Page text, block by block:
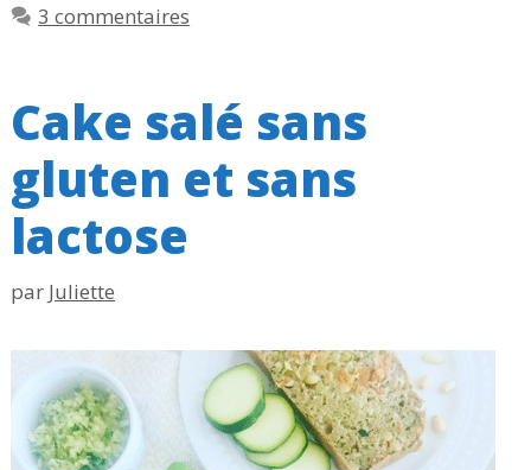
3 commentaires
Cake salé sans
gluten et sans
lactose
par Juliette